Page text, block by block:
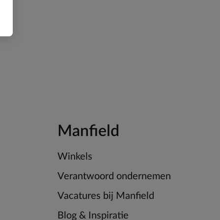
Manfield
Winkels
Verantwoord ondernemen
Vacatures bij Manfield
Blog & Inspiratie